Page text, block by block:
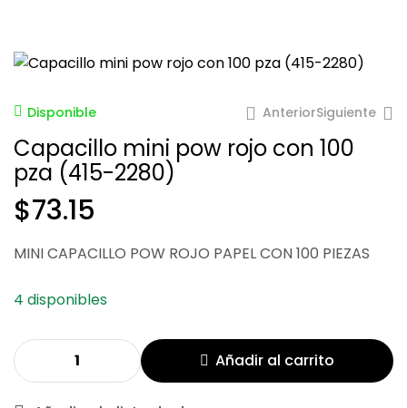
Disponible Anterior
$70.01
Siguiente
$70.01
Capacillo mini pow rojo con 100
pza (415-2280)
$73.15
MINI CAPACILLO POW ROJO PAPEL CON 100 PIEZAS
4 disponibles
Añadir al carrito